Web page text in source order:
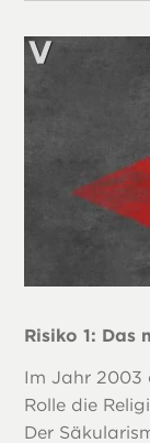
Risiko 1: Das
Im Jahr 2003
Rolle die
Der